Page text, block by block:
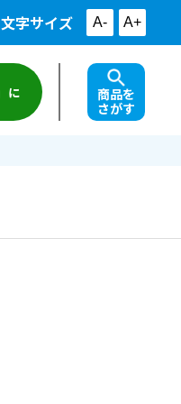
文字サイズ A- A+
に
商品を
さがす